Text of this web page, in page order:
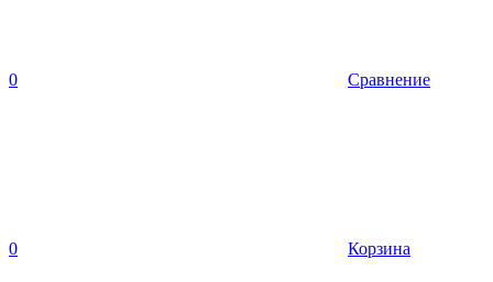
0 Сравнение
0 Корзина